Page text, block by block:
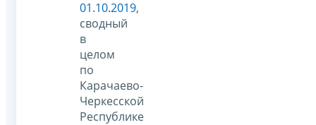
01.10.2019,
сводный
в
целом
по
Карачаево-
Черкесской
Республике